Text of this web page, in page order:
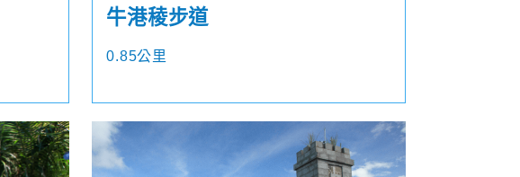
牛港稜步道
0.85公里